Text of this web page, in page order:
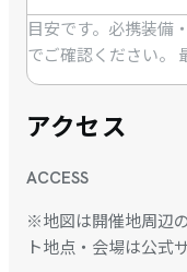
目安です。必携装備
でご確認ください。
アクセス
ACCESS
※地図は開催地周辺
ト地点・会場は公式